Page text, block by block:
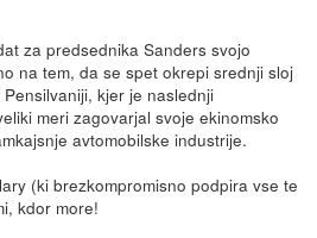
za predsednika Sanders svojo
na tem, da se spet okrepi srednji sloj
kjer je naslednji
meri zagovarjal svoje ekinomsko
avtomobilske industrije.
(ki brezkompromisno podpira vse te
kdor more!